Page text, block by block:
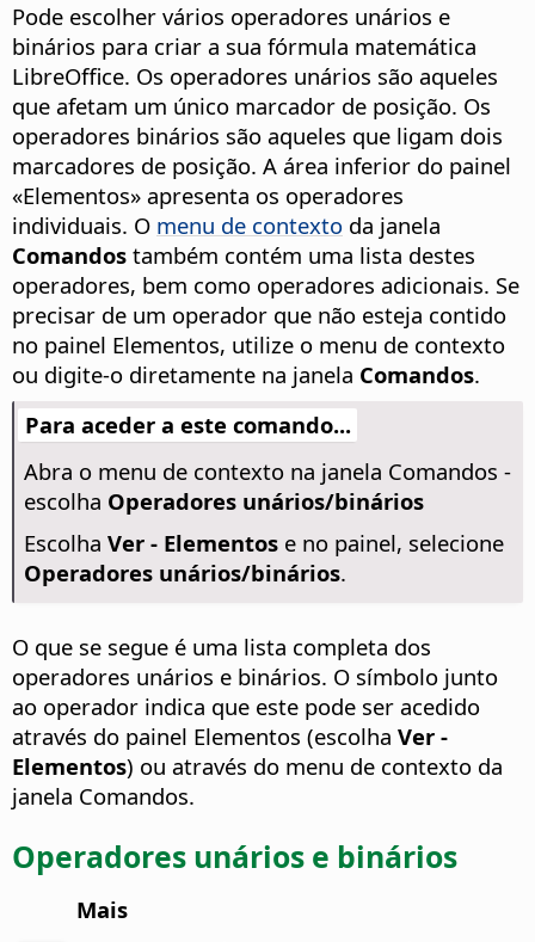
Pode escolher vários operadores unários e
binários para criar a sua fórmula matemática
LibreOffice. Os operadores unários são aqueles
que afetam um único marcador de posição. Os
operadores binários são aqueles que ligam dois
marcadores de posição. A área inferior do painel
«Elementos» apresenta os operadores
individuais. O menu de contexto da janela
Comandos também contém uma lista destes
operadores, bem como operadores adicionais. Se
precisar de um operador que não esteja contido
no painel Elementos, utilize o menu de contexto
ou digite-o diretamente na janela Comandos.
Para aceder a este comando...
Abra o menu de contexto na janela Comandos -
escolha Operadores unários/binários
Escolha Ver - Elementose no painel, selecione
Operadores unários/binários.
O que se segue é uma lista completa dos
operadores unários e binários. O símbolo junto
ao operador indica que este pode ser acedido
através do painel Elementos (escolha Ver -
Elementos) ou através do menu de contexto da
janela Comandos.
Operadores unários e binários
Mais